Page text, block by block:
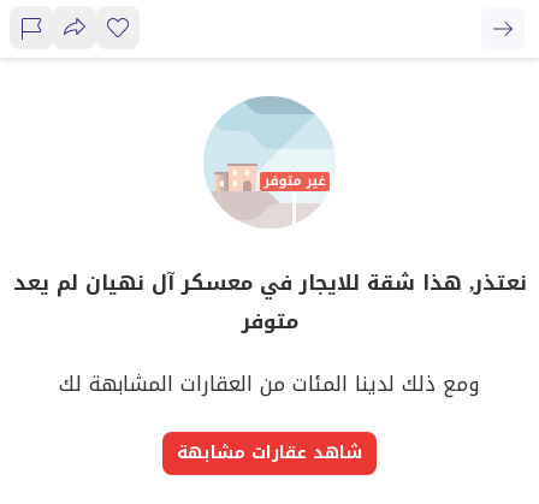
نعتذر, هذا شقة للايجار في معسكر آل نهيان لم يعد
متوفر
ومع ذلك لدينا المئات من العقارات المشابهة لك
شاهد عقارات مشابهة